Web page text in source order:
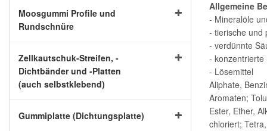
Allgemeine
- Mineralöle
- tierische und
- verdünnte
-
- Lösemittel
Aliphate,
Aromaten;
Ester, Ether,
chloriert;
Moosgummi Profile und
Rundschnüre
Zellkautschuk-Streifen, -
Dichtbänder und -Platten
(auch selbstklebend)
Gummiplatte (Dichtungsplatte)